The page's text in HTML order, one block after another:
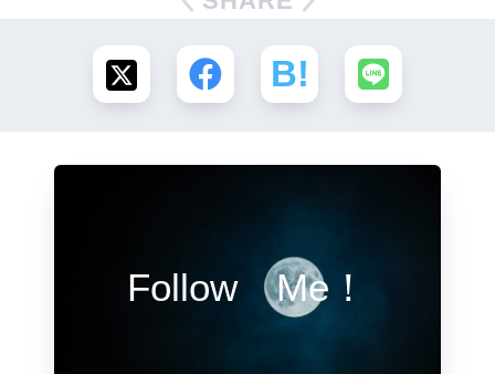
Follow Me！